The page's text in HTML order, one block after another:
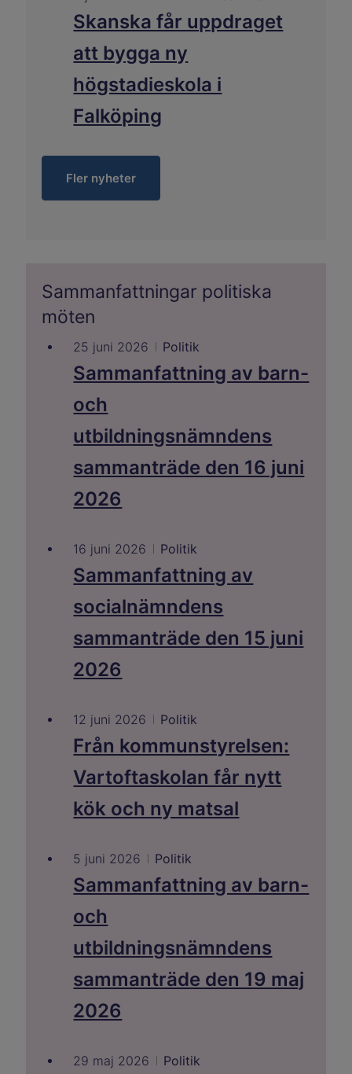
Skanska får uppdraget
att bygga ny
högstadieskola i
Falköping
Fler nyheter
Sammanfattningar politiska
möten
25 juni 2026 Politik
Sammanfattning av barn-
och
utbildningsnämndens
sammanträde den 16 juni
2026
16 juni 2026 Politik
Sammanfattning av
socialnämndens
sammanträde den 15 juni
2026
12 juni 2026 Politik
Från kommunstyrelsen:
Vartoftaskolan får nytt
kök och ny matsal
5 juni 2026 Politik
Sammanfattning av barn-
och
utbildningsnämndens
sammanträde den 19 maj
2026
29 maj 2026 Politik